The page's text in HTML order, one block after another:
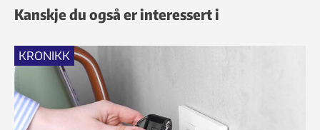
Kanskje du også er interessert i
KRONIKK